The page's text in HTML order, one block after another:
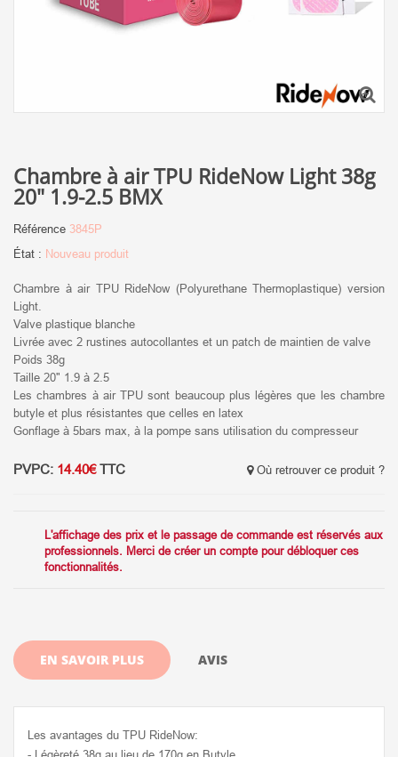
Chambre à air TPU RideNow Light 38g
20" 1.9-2.5 BMX
Référence 3845P
État : Nouveau produit
Chambre à air TPU RideNow (Polyurethane Thermoplastique) version
Light.
Valve plastique blanche
Livrée avec 2 rustines autocollantes et un patch de maintien de valve
Poids 38g
Taille 20" 1.9 à 2.5
Les chambres à air TPU sont beaucoup plus légères que les chambre
butyle et plus résistantes que celles en latex
Gonflage à 5bars max, à la pompe sans utilisation du compresseur
PVPC: 14.40€TTC Où retrouver ce produit ?
L'affichage des prix et le passage de commande est réservés aux
professionnels. Merci de créer un compte pour débloquer ces
fonctionnalités.
EN SAVOIR PLUS AVIS
Les avantages du TPU RideNow: